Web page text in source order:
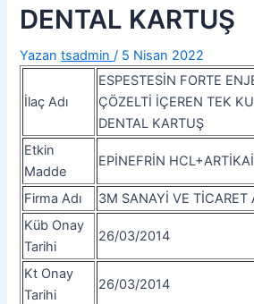
DENTAL KARTUŞ
Yazan tsadmin/ 5 Nisan 2022
İlaç Adı
ESPESTESİN FORTE
ÇÖZELTİ İÇEREN TEK
DENTAL KARTUŞ
Etkin
Madde
EPİNEFRİN
Firma Adı
3M SANAYİ VE TİCARET
Küb Onay
Tarihi
26/03/2014
Kt Onay
Tarihi
26/03/2014